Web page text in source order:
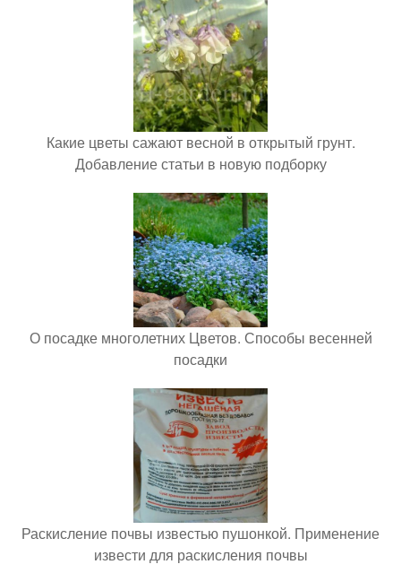
Какие цветы сажают весной в открытый грунт.
Добавление статьи в новую подборку
О посадке многолетних Цветов. Способы весенней
посадки
Раскисление почвы известью пушонкой. Применение
извести для раскисления почвы